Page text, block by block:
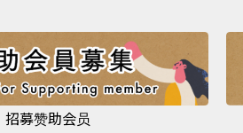
招募赞助会员